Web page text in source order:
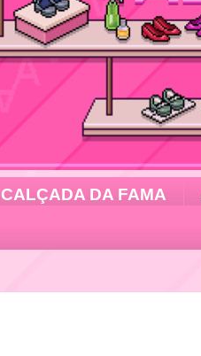
CALÇADA DA FAMA